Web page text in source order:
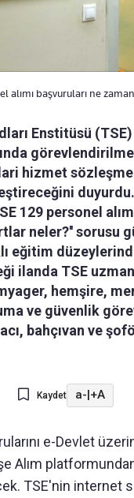
alımı başvuruları ne
Enstitüsü
hizmet
129 personel
neler?'' sorusu
eğitim
ilanda TSE uzman
hemşire,
ve güvenlik
bahçıvan ve
Kaydet a-|+A
e-Devlet
Alım
TSE'nin internet